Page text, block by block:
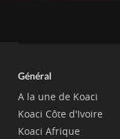
Général
A la une de Koaci
Koaci Côte d'Ivoire
Koaci Afrique